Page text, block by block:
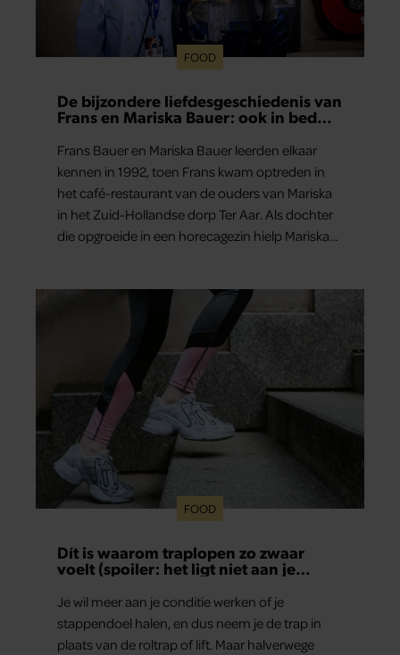
FOOD
De bijzondere liefdesgeschiedenis van
Frans en Mariska Bauer: ook in bed
Frans Bauer en Mariska Bauer leerden elkaar
kennen in 1992, toen Frans kwam optreden in
het café-restaurant van de ouders van Mariska
in het Zuid-Hollandse dorp Ter Aar. Als dochter
die opgroeide in een horecagezin hielp Mariska
FOOD
Dít is waarom traplopen zo zwaar
voelt (spoiler: het ligt niet aan je
conditie)
Je wil meer aan je conditie werken of je
stappendoel halen, en dus neem je de trap in
plaats van de roltrap of lift. Maar halverwege